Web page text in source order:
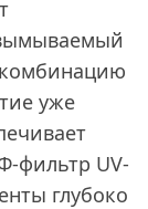
уже
фильтр UV-
глубоко